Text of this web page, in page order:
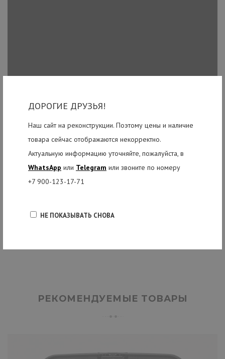
ДОРОГИЕ ДРУЗЬЯ!
Наш сайт на реконструкции. Поэтому цены и наличие
товара сейчас отображаются некорректно.
Актуальную информацию уточняйте, пожалуйста, в
WhatsApp или Telegram или звоните по номеру
+7 900-123-17-71
НЕ ПОКАЗЫВАТЬ СНОВА
РЕКОМЕНДУЕМЫЕ ТОВАРЫ